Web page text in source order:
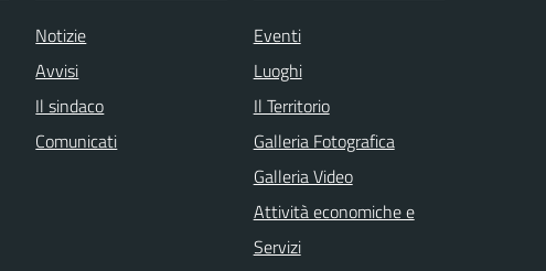
Notizie
Avvisi
Il sindaco
Comunicati
Eventi
Luoghi
Il Territorio
Galleria Fotografica
Galleria Video
Attività economiche e
Servizi